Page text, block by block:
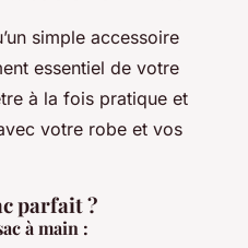
simple accessoire
essentiel de votre
à la fois pratique et
votre robe et vos
parfait ?
à main :